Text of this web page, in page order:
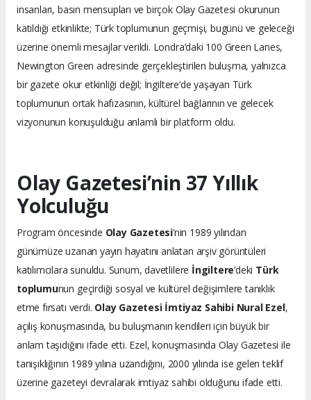
insanları, basın mensupları ve birçok Olay Gazetesi okurunun
katıldığı etkinlikte; Türk toplumunun geçmişi, bugünü ve geleceği
üzerine önemli mesajlar verildi. Londra’daki 100 Green Lanes,
Newington Green adresinde gerçekleştirilen buluşma, yalnızca
bir gazete okur etkinliği değil; İngiltere’de yaşayan Türk
toplumunun ortak hafızasının, kültürel bağlarının ve gelecek
vizyonunun konuşulduğu anlamlı bir platform oldu.
Olay Gazetesi’nin 37 Yıllık
Yolculuğu
Program öncesinde Olay Gazetesi’nin 1989 yılından
günümüze uzanan yayın hayatını anlatan arşiv görüntüleri
katılımcılara sunuldu. Sunum, davetlilere İngiltere’deki Türk
toplumunun geçirdiği sosyal ve kültürel değişimlere tanıklık
etme fırsatı verdi. Olay Gazetesi İmtiyaz Sahibi Nural Ezel,
açılış konuşmasında, bu buluşmanın kendileri için büyük bir
anlam taşıdığını ifade etti. Ezel, konuşmasında Olay Gazetesi ile
tanışıklığının 1989 yılına uzandığını, 2000 yılında ise gelen teklif
üzerine gazeteyi devralarak imtiyaz sahibi olduğunu ifade etti.